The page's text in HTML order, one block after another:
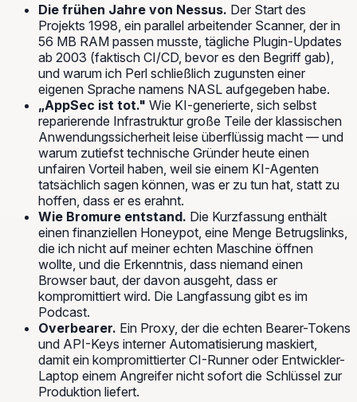
Die frühen Jahre von Nessus. Der Start des
Projekts 1998, ein parallel arbeitender Scanner, der in
56 MB RAM passen musste, tägliche Plugin-Updates
ab 2003 (faktisch CI/CD, bevor es den Begriff gab),
und warum ich Perl schließlich zugunsten einer
eigenen Sprache namens NASL aufgegeben habe.
„AppSec ist tot." Wie KI-generierte, sich selbst
reparierende Infrastruktur große Teile der klassischen
Anwendungssicherheit leise überflüssig macht — und
warum zutiefst technische Gründer heute einen
unfairen Vorteil haben, weil sie einem KI-Agenten
tatsächlich sagen können, was er zu tun hat, statt zu
hoffen, dass er es erahnt.
Wie Bromure entstand. Die Kurzfassung enthält
einen finanziellen Honeypot, eine Menge Betrugslinks,
die ich nicht auf meiner echten Maschine öffnen
wollte, und die Erkenntnis, dass niemand einen
Browser baut, der davon ausgeht, dass er
kompromittiert wird. Die Langfassung gibt es im
Podcast.
Overbearer. Ein Proxy, der die echten Bearer-Tokens
und API-Keys interner Automatisierung maskiert,
damit ein kompromittierter CI-Runner oder Entwickler-
Laptop einem Angreifer nicht sofort die Schlüssel zur
Produktion liefert.